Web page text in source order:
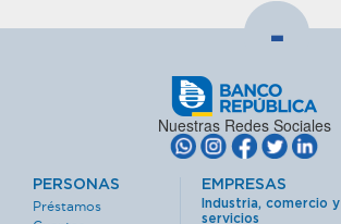
-
Nuestras Redes Sociales
PERSONAS
Préstamos
EMPRESAS
Industria, comercio y
servicios